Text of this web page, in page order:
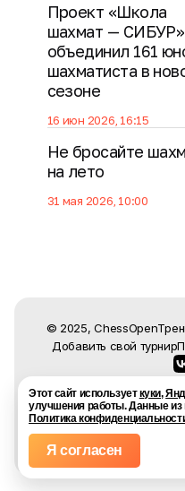
Этот сайт используеткуки,
улучшения работы. Данные из
Политика
Я согласен
Проект «Школа
шахмат — СИБУР»
объединил 161
шахматиста в
сезоне
16 июн 2026, 16:15
Не бросайте
на лето
31 мая 2026, 10:00
© 2025, ChessOpen
Добавить свой турнир
По вопросам
По общим
Политика
Пользовательское
Соглашение об
111033, Москва, ул.